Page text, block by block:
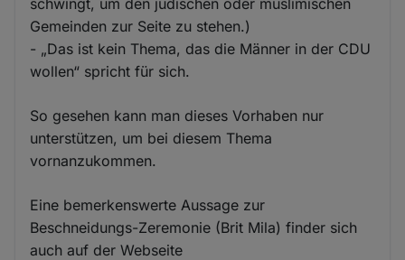
Gemeinden zur Seite zu stehen.)
- „Das ist kein Thema, das die Männer in der CDU
wollen“ spricht für sich.
So gesehen kann man dieses Vorhaben nur
unterstützen, um bei diesem Thema
vornanzukommen.
Eine bemerkenswerte Aussage zur
Beschneidungs-Zeremonie (Brit Mila) finder sich
auch auf der Webseite